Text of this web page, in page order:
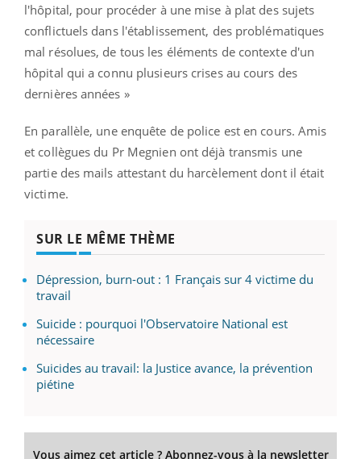
l'hôpital, pour procéder à une mise à plat des sujets
conflictuels dans l'établissement, des problématiques
mal résolues, de tous les éléments de contexte d'un
hôpital qui a connu plusieurs crises au cours des
dernières années »
En parallèle, une enquête de police est en cours. Amis
et collègues du Pr Megnien ont déjà transmis une
partie des mails attestant du harcèlement dont il était
victime.
SUR LE MÊME THÈME
Dépression, burn-out : 1 Français sur 4 victime du
travail
Suicide : pourquoi l'Observatoire National est
nécessaire
Suicides au travail: la Justice avance, la prévention
piétine
Vous aimez cet article ? Abonnez-vous à la newsletter